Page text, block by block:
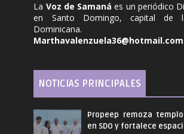
La Voz de Samanáes un periódico
en Santo Domingo, capital de
Dominicana.
Marthavalenzuela36@hotmail.com
NOTICIAS PRINCIPALES
Propeep remoza
en SDO y fortalece